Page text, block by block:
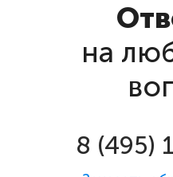
на
8 (495)